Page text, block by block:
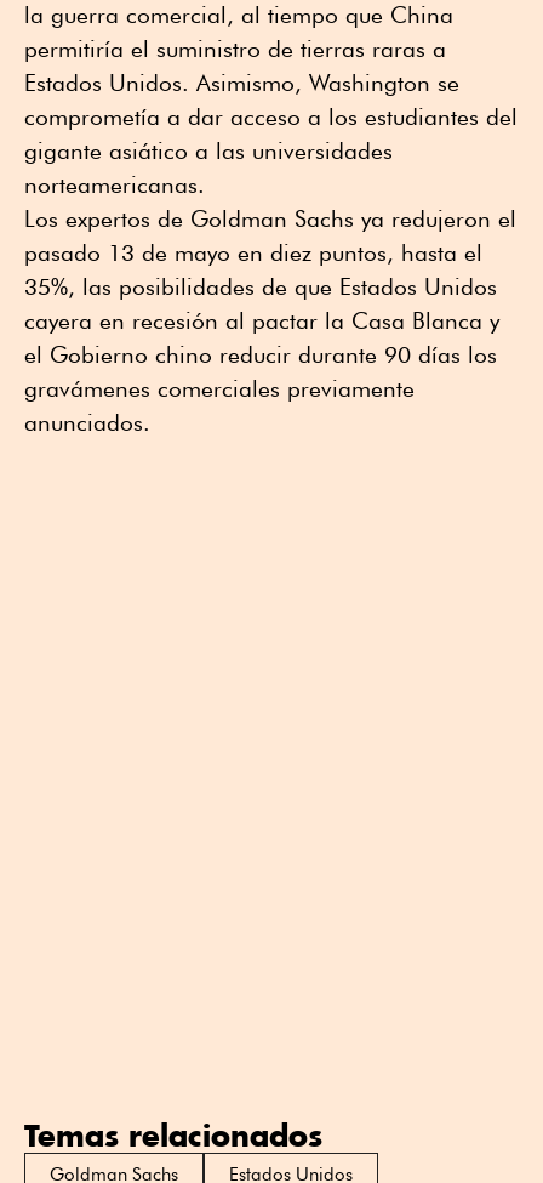
la guerra comercial, al tiempo que China
permitiría el suministro de tierras raras a
Estados Unidos. Asimismo, Washington se
comprometía a dar acceso a los estudiantes del
gigante asiático a las universidades
norteamericanas.
Los expertos de Goldman Sachs ya redujeron el
pasado 13 de mayo en diez puntos, hasta el
35%, las posibilidades de que Estados Unidos
cayera en recesión al pactar la Casa Blanca y
el Gobierno chino reducir durante 90 días los
gravámenes comerciales previamente
anunciados.
Temas relacionados
Goldman Sachs Estados Unidos